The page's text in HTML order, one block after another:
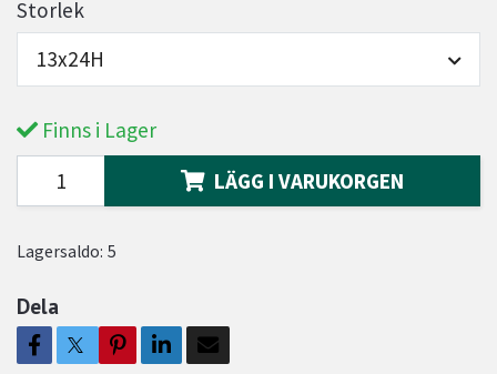
Storlek
13x24H
Finns i Lager
LÄGG I VARUKORGEN
Lagersaldo: 5
Dela